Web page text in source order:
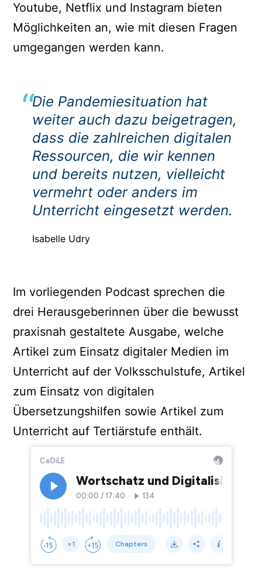
Youtube, Netflix und Instagram bieten
Möglichkeiten an, wie mit diesen Fragen
umgegangen werden kann.
Die Pandemiesituation hat
weiter auch dazu beigetragen,
dass die zahlreichen digitalen
Ressourcen, die wir kennen
und bereits nutzen, vielleicht
vermehrt oder anders im
Unterricht eingesetzt werden.
Isabelle Udry
Im vorliegenden Podcast sprechen die
drei Herausgeberinnen über die bewusst
praxisnah gestaltete Ausgabe, welche
Artikel zum Einsatz digitaler Medien im
Unterricht auf der Volksschulstufe, Artikel
zum Einsatz von digitalen
Übersetzungshilfen sowie Artikel zum
Unterricht auf Tertiärstufe enthält.